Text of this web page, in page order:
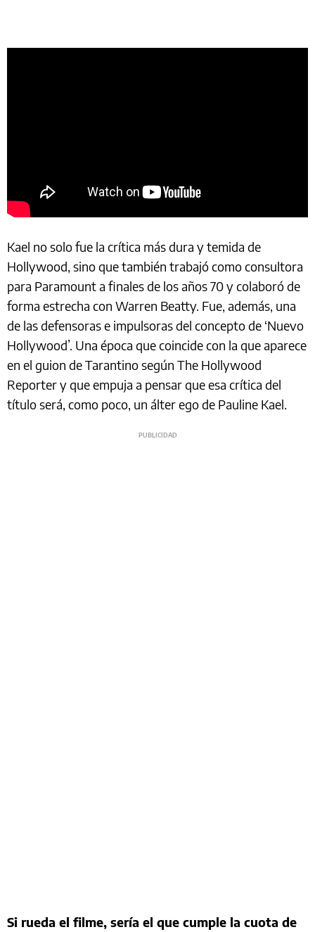
Kael no solo fue la crítica más dura y temida de
Hollywood, sino que también trabajó como consultora
para Paramount a finales de los años 70 y colaboró de
forma estrecha con Warren Beatty. Fue, además, una
de las defensoras e impulsoras del concepto de ‘Nuevo
Hollywood’. Una época que coincide con la que aparece
en el guion de Tarantino según The Hollywood
Reporter y que empuja a pensar que esa crítica del
título será, como poco, un álter ego de Pauline Kael.
Si rueda el filme, sería el que cumple la cuota de